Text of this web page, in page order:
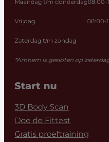
Maandag t/m donderdag08:00-
Vrijdag 08:00-
Zaterdag t/m zondag
*Arnhem is gesloten op
Start nu
3D Body Scan
Doe de Fittest
Gratis proeftraining